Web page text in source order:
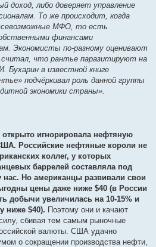
доход, либо доверяет управление
То же происходит, когда
МФО, то есть
финансами
Экономисты по-разному оценивают
считал, что рантье паразитируют на
Бухарин в известной книге
подчёркивал роль данной группы
экономики страны».
открыто игнорировала нефтяную
Российские нефтяные короли не
коллег, у которых
баррелей составляла под
Но американцы развивали свои
цены даже ниже $40 (в России
добычи увеличилась на 10-15% и
ниже $40). Поэтому они и качают
сбивая тем самым рыночные
валюты. США удачно
о сокращении производства нефти,